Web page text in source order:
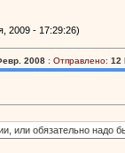
2009 - 17:29:26)
2008: Отправлено: 12
или обязательно надо